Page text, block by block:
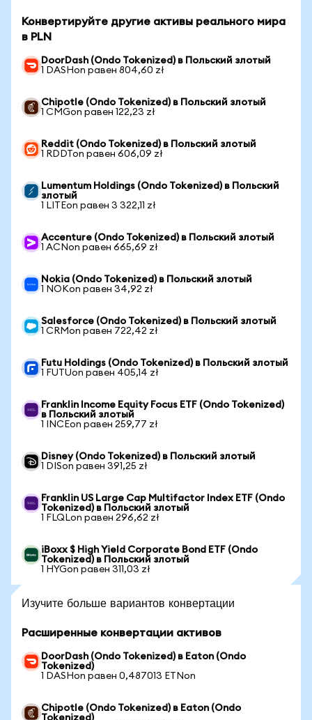
Конвертируйте другие активы реального мира
в PLN
DoorDash (Ondo Tokenized) в Польский злотый
1 DASHon равен 804,60 zł
Chipotle (Ondo Tokenized) в Польский злотый
1 CMGon равен 122,23 zł
Reddit (Ondo Tokenized) в Польский злотый
1 RDDTon равен 606,09 zł
Lumentum Holdings (Ondo Tokenized) в Польский
злотый
1 LITEon равен 3 322,11 zł
Accenture (Ondo Tokenized) в Польский злотый
1 ACNon равен 665,69 zł
Nokia (Ondo Tokenized) в Польский злотый
1 NOKon равен 34,92 zł
Salesforce (Ondo Tokenized) в Польский злотый
1 CRMon равен 722,42 zł
Futu Holdings (Ondo Tokenized) в Польский злотый
1 FUTUon равен 405,14 zł
Franklin Income Equity Focus ETF (Ondo Tokenized)
в Польский злотый
1 INCEon равен 259,77 zł
Disney (Ondo Tokenized) в Польский злотый
1 DISon равен 391,25 zł
Franklin US Large Cap Multifactor Index ETF (Ondo
Tokenized) в Польский злотый
1 FLQLon равен 296,62 zł
iBoxx $ High Yield Corporate Bond ETF (Ondo
Tokenized) в Польский злотый
1 HYGon равен 311,03 zł
Изучите больше вариантов конвертации
Расширенные конвертации активов
DoorDash (Ondo Tokenized) в Eaton (Ondo
Tokenized)
1 DASHon равен 0,487013 ETNon
Chipotle (Ondo Tokenized) в Eaton (Ondo
Tokenized)